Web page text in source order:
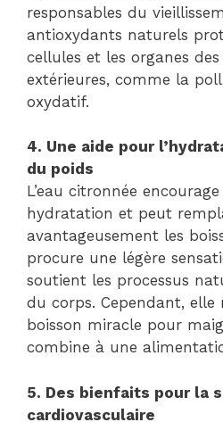
responsables du
antioxydants naturels
cellules et les organes des
extérieures, comme la
oxydatif.
4. Une aide pour
du poids
L’eau citronnée
hydratation et peut
avantageusement les
procure une légère
soutient les processus
du corps. Cependant, elle
boisson miracle pour
combine à une
5. Des bienfaits pour la
cardiovasculaire